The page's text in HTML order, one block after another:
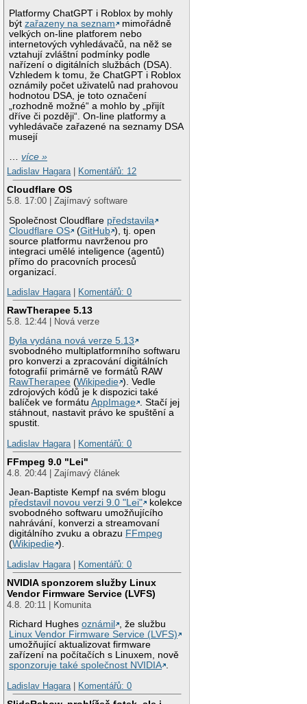
Platformy ChatGPT i Roblox by mohly
býtzařazeny na seznam
mimořádně
velkých on-line platforem nebo
internetových vyhledávačů, na něž se
vztahují zvláštní podmínky podle
nařízení o digitálních službách (DSA).
Vzhledem k tomu, že ChatGPT i Roblox
oznámily počet uživatelů nad prahovou
hodnotou DSA, je toto označení
„rozhodně možné“ a mohlo by „přijít
dříve či později“. On-line platformy a
vyhledávače zařazené na seznamy DSA
musejí
…více »
Ladislav Hagara| Komentářů: 12
Cloudflare OS
5.8. 17:00 | Zajímavý software
Společnost Cloudflare představila
Cloudflare OS
(GitHub ), tj. open
source platformu navrženou pro
integraci umělé inteligence (agentů)
přímo do pracovních procesů
organizací.
Ladislav Hagara| Komentářů: 0
RawTherapee 5.13
5.8. 12:44 | Nová verze
Byla vydána nová verze 5.13
svobodného multiplatformního softwaru
pro konverzi a zpracování digitálních
fotografií primárně ve formátů RAW
RawTherapee (Wikipedie ). Vedle
zdrojových kódů je k dispozici také
balíček ve formátuAppImage . Stačí jej
stáhnout, nastavit právo ke spuštění a
spustit.
Ladislav Hagara| Komentářů: 0
FFmpeg 9.0 "Lei"
4.8. 20:44 | Zajímavý článek
Jean-Baptiste Kempf na svém blogu
představil novou verzi 9.0 "Lei"
kolekce
svobodného softwaru umožňujícího
nahrávání, konverzi a streamovaní
digitálního zvuku a obrazu FFmpeg
(Wikipedie ).
Ladislav Hagara| Komentářů: 0
NVIDIA sponzorem služby Linux
Vendor Firmware Service (LVFS)
4.8. 20:11 | Komunita
Richard Hughesoznámil
, že službu
Linux Vendor Firmware Service (LVFS)
umožňující aktualizovat firmware
zařízení na počítačích s Linuxem, nově
sponzoruje také společnost NVIDIA .
Ladislav Hagara| Komentářů: 0